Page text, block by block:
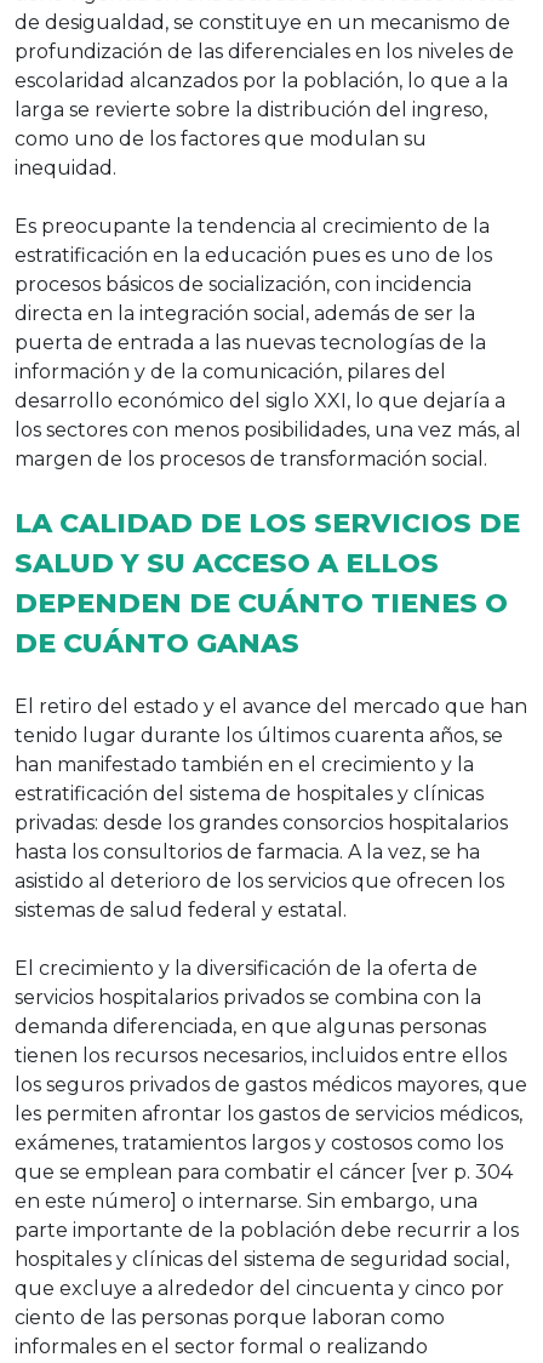
de desigualdad, se constituye en un mecanismo de
profundización de las diferenciales en los niveles de
escolaridad alcanzados por la población, lo que a la
larga se revierte sobre la distribución del ingreso,
como uno de los factores que modulan su
inequidad.
Es preocupante la tendencia al crecimiento de la
estratificación en la educación pues es uno de los
procesos básicos de socialización, con incidencia
directa en la integración social, además de ser la
puerta de entrada a las nuevas tecnologías de la
información y de la comunicación, pilares del
desarrollo económico del siglo XXI, lo que dejaría a
los sectores con menos posibilidades, una vez más, al
margen de los procesos de transformación social.
LA CALIDAD DE LOS SERVICIOS DE
SALUD Y SU ACCESO A ELLOS
DEPENDEN DE CUÁNTO TIENES O
DE CUÁNTO GANAS
El retiro del estado y el avance del mercado que han
tenido lugar durante los últimos cuarenta años, se
han manifestado también en el crecimiento y la
estratificación del sistema de hospitales y clínicas
privadas: desde los grandes consorcios hospitalarios
hasta los consultorios de farmacia. A la vez, se ha
asistido al deterioro de los servicios que ofrecen los
sistemas de salud federal y estatal.
El crecimiento y la diversificación de la oferta de
servicios hospitalarios privados se combina con la
demanda diferenciada, en que algunas personas
tienen los recursos necesarios, incluidos entre ellos
los seguros privados de gastos médicos mayores, que
les permiten afrontar los gastos de servicios médicos,
exámenes, tratamientos largos y costosos como los
que se emplean para combatir el cáncer [ver p. 304
en este número] o internarse. Sin embargo, una
parte importante de la población debe recurrir a los
hospitales y clínicas del sistema de seguridad social,
que excluye a alrededor del cincuenta y cinco por
ciento de las personas porque laboran como
informales en el sector formal o realizando